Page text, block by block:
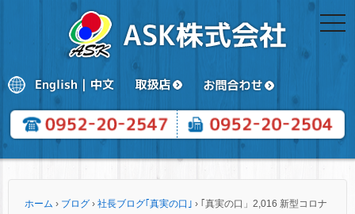
ホーム › ブログ › 社長ブログ｢真実の口｣ › ｢真実の口」2,016 新型コロナ